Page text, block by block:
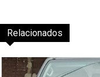
Relacionados